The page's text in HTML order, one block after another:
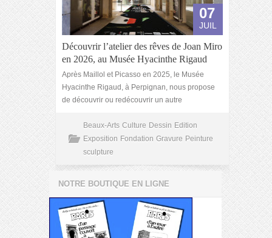
07
JUIL
Découvrir l’atelier des rêves de Joan Miro
en 2026, au Musée Hyacinthe Rigaud
Après Maillol et Picasso en 2025, le Musée
Hyacinthe Rigaud, à Perpignan, nous propose
de découvrir ou redécouvrir un autre
Beaux-Arts Culture Dessin Edition
Exposition Fondation Gravure Peinture
sculpture
NOTRE BOUTIQUE EN LIGNE